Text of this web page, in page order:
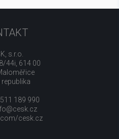
s.r.o.
44i, 614 00
republika
189 990
cesk.cz